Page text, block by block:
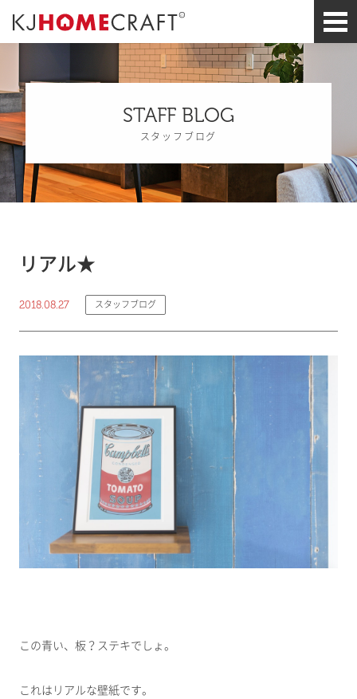
STAFF BLOG
スタッフブログ
リアル★
2018.08.27 スタッフブログ
この青い、板？ステキでしょ。
これはリアルな壁紙です。